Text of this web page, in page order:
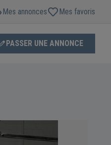
Mes annonces Mes favoris
PASSER UNE ANNONCE